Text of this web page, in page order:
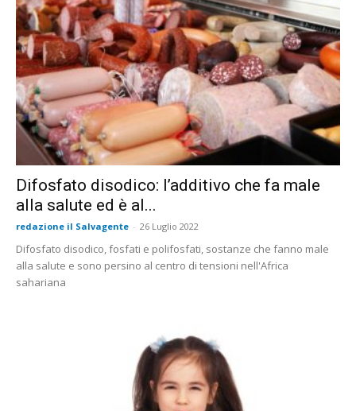
Difosfato disodico: l’additivo che fa male
alla salute ed è al...
redazione il Salvagente - 26 Luglio 2022
Difosfato disodico, fosfati e polifosfati, sostanze che fanno male
alla salute e sono persino al centro di tensioni nell'Africa
sahariana